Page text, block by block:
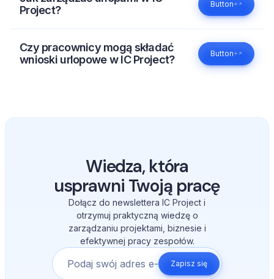
projektów i przydzielanie zadań.
Project?
Button
IC Project umożliwia składanie, akceptowanie i
ewidencjonowanie wniosków urlopowych w jednym
miejscu. Dzięki temu cały proces jest przejrzysty zarówno
dla pracowników, jak i przełożonych.
Czy pracownicy mogą składać
wnioski urlopowe w IC Project?
Button
Wiedza, która
usprawni Twoją pracę
Dołącz do newslettera IC Project i
otrzymuj praktyczną wiedzę o
zarządzaniu projektami, biznesie i
efektywnej pracy zespołów.
Zapisz się